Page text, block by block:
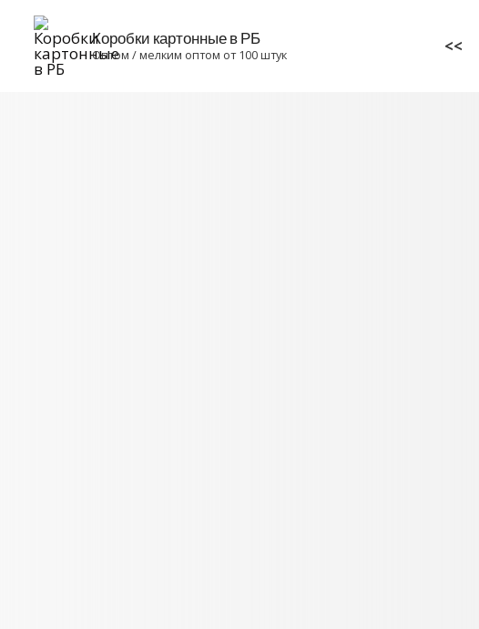
Коробки картонные в РБ
Оптом / мелким оптом от 100 штук <<